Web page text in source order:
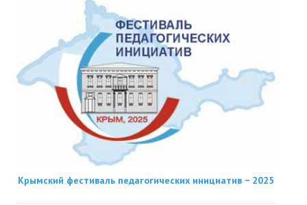
Крымский фестиваль педагогических инициатив − 2025